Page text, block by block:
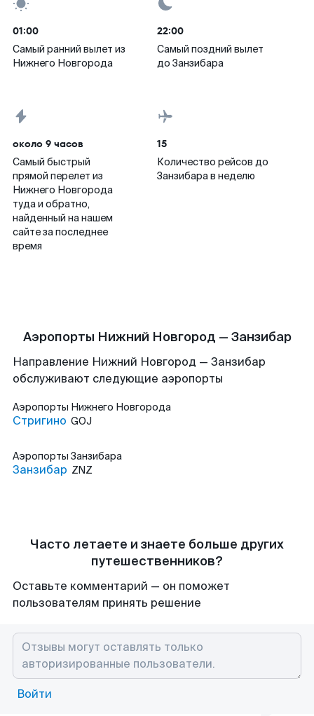
01:00
Самый ранний вылет из
Нижнего Новгорода
22:00
Самый поздний вылет
до Занзибара
около 9 часов
Самый быстрый
прямой перелет из
Нижнего Новгорода
туда и обратно,
найденный на нашем
сайте за последнее
время
15
Количество рейсов до
Занзибара в неделю
Аэропорты Нижний Новгород — Занзибар
Направление Нижний Новгород — Занзибар
обслуживают следующие аэропорты
Аэропорты Нижнего Новгорода
Стригино GOJ
Аэропорты Занзибара
Занзибар ZNZ
Часто летаете и знаете больше других
путешественников?
Оставьте комментарий — он поможет
пользователям принять решение
Войти